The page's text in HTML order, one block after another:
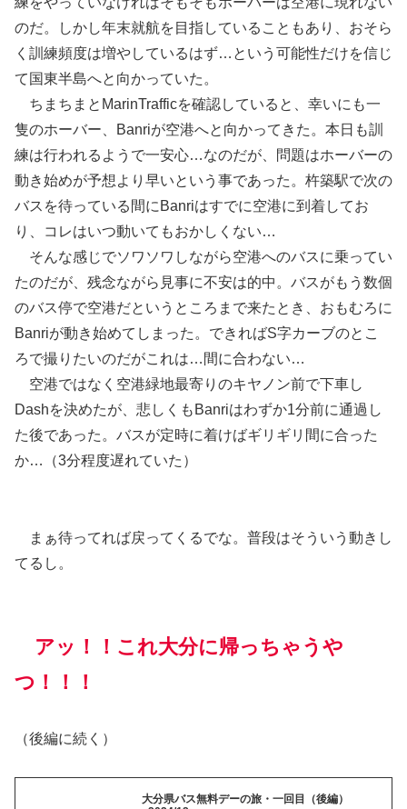
のだ。しかし年末就航を目指していることもあり、おそら
く訓練頻度は増やしているはず…という可能性だけを信じ
て国東半島へと向かっていた。
ちまちまとMarinTrafficを確認していると、幸いにも一
隻のホーバー、Banriが空港へと向かってきた。本日も訓
練は行われるようで一安心…なのだが、問題はホーバーの
動き始めが予想より早いという事であった。杵築駅で次の
バスを待っている間にBanriはすでに空港に到着してお
り、コレはいつ動いてもおかしくない…
そんな感じでソワソワしながら空港へのバスに乗ってい
たのだが、残念ながら見事に不安は的中。バスがもう数個
のバス停で空港だというところまで来たとき、おもむろに
Banriが動き始めてしまった。できればS字カーブのとこ
ろで撮りたいのだがこれは…間に合わない…
空港ではなく空港緑地最寄りのキヤノン前で下車し
Dashを決めたが、悲しくもBanriはわずか1分前に通過し
た後であった。バスが定時に着けばギリギリ間に合った
か…（3分程度遅れていた）
まぁ待ってれば戻ってくるでな。普段はそういう動きし
てるし。
アッ！！これ大分に帰っちゃうや
つ！！！
（後編に続く）
大分県バス無料デーの旅・一回目（後編）